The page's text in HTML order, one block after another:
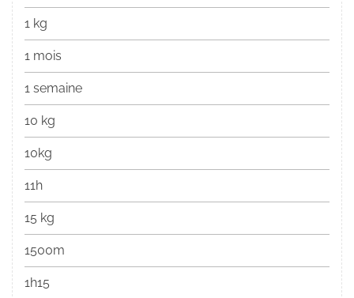
1 kg
1 mois
1 semaine
10 kg
10kg
11h
15 kg
1500m
1h15